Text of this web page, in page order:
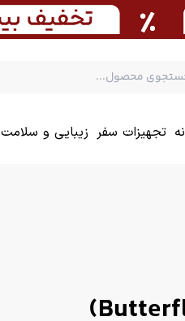
تجهیزات سفر زیبایی و سلامت